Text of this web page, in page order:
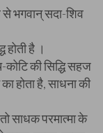
भगवान् सदा-शिव
होती है ।
की सिद्धि सहज
होता है, साधना की
साधक परमात्मा के